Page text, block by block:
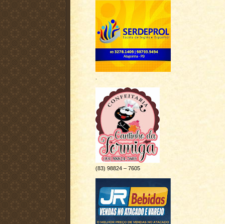
(83) 98824 – 7605